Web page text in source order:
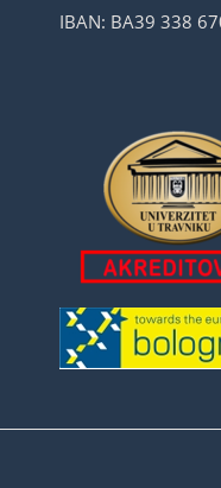
IBAN: BA39 338